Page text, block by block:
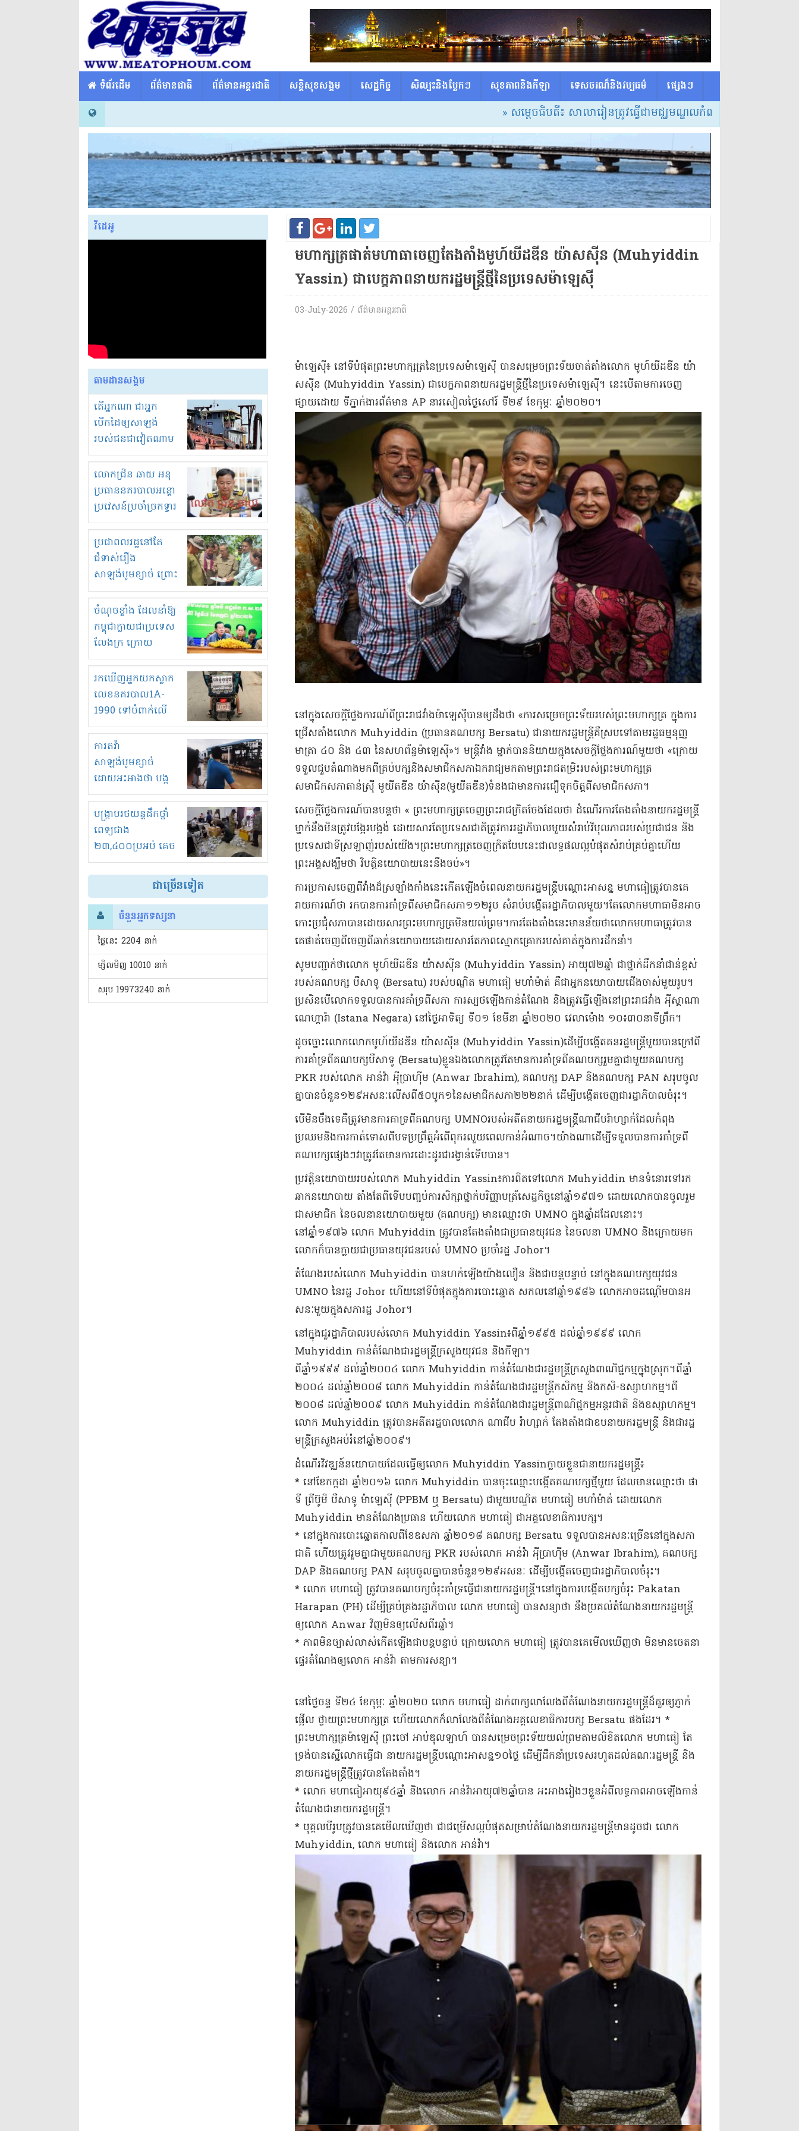
​​ ទំព័រដើម ព័ត៌មានជាតិ ព័ត៌មានអន្តរជាតិ សន្តិសុខសង្គម សេដ្ឋកិច្ច សិល្បះនិងប្លែកៗ សុខភាពនិងកីឡា ទេសចរណ៏និងវប្បធម៌ ផ្សេង​ៗ
» សម្ដេចធិបតី៖ សាលារៀនត្រូវធ្វើជាមជ្ឈមណ្ឌលកំណត់វិធីសាស្ត្របង្រៀន និ
វីដេអូ
តាមដានសង្គម
តើអ្នកណា ជាអ្នក
បើកដៃឲ្យសាឡង់
របស់ជនជាវៀតណាម
ចូល មកខុស
ច្បាប់លួចបូមខ្សាច់នៅ
ក្នុងប្រទេសកម្ពុជា
លោកជ្រិន ឆាយ អនុ
ប្រធាននគរបាលអន្តោ
ប្រវេសន៍ប្រចាំច្រកទ្វារ
ព្រំដែនភ្នំឌិន និងឈ្មួញ
មួយចំនួនទៀត
កំពង់តែគុបគិតគ្នា
ធ្វើសកម្មភាពរកស៊ីនិង
ស្តុកទំនិញគេចពន្ធ?
ប្រជាពលរដ្ឋនៅតែ
ជំទាស់រឿង
សាឡង់បូមខ្សាច់ ព្រោះ
ខ្លាចបាក់ច្រាំងទៀត!
ចំណុចខ្លាំង ដែលនាំឱ្យ
កម្ពុជាក្លាយជាប្រទេស
លែងក្រ ក្រោយ
ឆ្នាំ២០៣០
រកឃើញអ្នកយកស្លាក
លេខនគរបាល1A-
1990 ទៅបំពាក់លើ
ម៉ូតូរបស់ខ្លួន ដាកផ្លាក
រត់ឌុបហើយ
ការតវ៉ា
សាឡង់បូមខ្សាច់
ដោយអះអាងថា បង្ក
បាក់ច្រាំងទន្លេ និង
រំខានទាំងយប់ទាំងថ្ងៃ
បង្ក្រាបរថយន្តដឹកថ្នាំ
ពេទ្យជាង
២៣,៤០០ប្រអប់ គេច
ពន្ធនិងអត់ច្បាប់នាំ
ចូល!?
ជាច្រើនទៀត
ចំនួនអ្នកទស្សនា
ថ្ងៃនេះ​ 2204 នាក់
ម្សិលមិញ 10010 នាក់
សរុប 19973240 នាក់
មហាក្សត្រ​ផាត់​មហា​ធា​ចេញ​តែងតាំង​មូ​ហ៍យី​ដ​ឌី​ន យ៉ា​ស​ស៊ីន (Muhyiddin
Yassin) ជា​បេក្ខភាព​នាយករដ្ឋមន្ត្រី​ថ្មី​នៃ​ប្រទេស​ម៉ាឡេស៊ី​
03-July-2026 / ព័ត៌មានអន្តរជាតិ
​ម៉ាឡេស៊ី​៖ នៅ​ទីបំផុត​ព្រះមហាក្សត្រ​នៃ​ប្រទេស​ម៉ាឡេស៊ី បានសម្រេច​ព្រះទ័យ​ចាត់តាំង​លោក មូ​ហ៍យី​ដ​ឌី​ន យ៉ា​
ស​ស៊ីន (Muhyiddin Yassin) ជា​បេក្ខភាព​នាយករដ្ឋមន្ត្រី​ថ្មី​នៃ​ប្រទេស​ម៉ាឡេស៊ី​។ នេះ​បើតាម​ការចេញ
ផ្សាយ​ដោយ ទីភ្នាក់ងារ​ព័ត៌មាន AP នា​រសៀល​ថ្ងៃ​សៅរ៍ ទី​២៩ ខែកុម្ភៈ ឆ្នាំ​២០២០​។​
​នៅក្នុង​សេចក្តីថ្លែងការណ៍​ពី​ព្រះរាជវាំង​ម៉ាឡេស៊ី​បាន​ឲ្យ​ដឹងថា «​ការសម្រេច​ព្រះទ័យ​របស់​ព្រះមហាក្សត្រ ក្នុងការ​
ជ្រើសតាំង​លោក Muhyiddin (​ប្រធាន​គណបក្ស Bersatu) ជា​នាយករដ្ឋមន្ត្រី​គឺ​ស្របទៅតាម​រដ្ឋធម្មនុញ្ញ​
មាត្រា ៤០ និង ៤៣ នៃ​សហព័ន្ធ​ម៉ាឡេស៊ី​»​។ មន្ត្រី​វាំង ម្នាក់​បាន​និយាយ​ក្នុង​សេចក្តីថ្លែងការណ៍​មួយ​ថា «​ក្រោយ​
ទទួល​ជួប​តំណាង​មកពី​គ្រប់​បក្ស​និង​សមាជិកសភា​ឯករាជ្យ​មក​តាម​ព្រះរាជតម្រិះ​របស់​ព្រះមហាក្សត្រ
សមាជិកសភា​តាន់​ស្រ៊ី មូ​យី​ត​ឌី​ន យ៉ា​ស៊ីន​(​មូ​យី​ត​ឌី​ន​)​ទំនងជា​មានការ​ជឿទុកចិត្ត​ពី​សមាជិកសភា​។​
សេចក្តីថ្លែងការណ៍​បាន​បន្តថា « ព្រះមហាក្សត្រ​ចេញ​ព្រះរាជ​ក្រិត​ចែង​ដែលថា ដំណើរការ​តែងតាំង​នាយករដ្ឋមន្ត្រី​
ម្នាក់​នឹងមិន​ត្រូវ​បង្អែរ​បង្អង់ ដោយសារតែ​ប្រទេសជាតិ​ត្រូវការ​រដ្ឋាភិបាល​មួយ​សំរាប់​វិបុលភាព​របស់​ប្រជាជន និង​
ប្រទេស​ជាទី​ស្រឡាញ់​របស់​យើង​។​ព្រះមហាក្សត្រ​ចេញ​ក្រិត​បែបនេះ​ជា​លទ្ធផល​ល្អ​បំផុត​សំរាប់​គ្រប់គ្នា​ហើយ​
ព្រះអង្គ​សង្ឃឹមថា វិបត្តិ​នយោបាយ​នេះ​នឹង​ចប់​»​។​
​ការប្រកាស​ចេញពី​វាំង​ដ៏​ស្រឡាំងកាំង​នេះ​កើតឡើង​ចំពេល​នាយករដ្ឋមន្ត្រី​បណ្តោះអាសន្ន មហា​ធៀ​ត្រូវបាន​គេ​
រាយការណ៍​ថា រកបាន​ការគាំទ្រ​ពី​សមាជិកសភា​១១២​រូប សំរាប់​បង្កើត​រដ្ឋាភិបាល​មួយ​។​តែ​លោក​មហា​ធា​មិនអាច​
កោះប្រជុំ​សភា​បាន​ដោយសារ​ព្រះមហាក្សត្រ​មិន​យល់ព្រម​។​ការតែងតាំង​នេះ​មានន័យថា​លោក​មហា​ធា​ត្រូវបាន​
គេ​ផាត់​ចេញពី​ចេញពី​ឆាក់នយោបាយ​ដោយសារតែ​ភាពស្មោកគ្រោក​របស់គាត់​ក្នុងការ​ដឹកនាំ​។​
សូមបញ្ជាក់ថា​លោក មូ​ហ៍យី​ដ​ឌី​ន យ៉ា​ស​ស៊ីន (Muhyiddin Yassin) អាយុ​៧២​ឆ្នាំ ជា​ថ្នាក់ដឹកនាំ​ជាន់ខ្ពស់​
របស់​គណបក្ស បឺ​សា​ទូ (Bersatu) របស់​បណ្ឌិត មហា​ធៀ ម​ហាំ​ម៉ាត់ គឺជា​អ្នកនយោបាយ​ជើងចាស់​មួយរូប​។​
ប្រសិនបើ​លោក​ទទួលបាន​ការគាំទ្រ​ពីស​ភា ការស្បថ​ឡើងកាន់តំណែង និង​ត្រូវធ្វើឡើង​នៅ​ព្រះរាជវាំង អ៉ី​ស្តា​ណា
ណេ​ហ្គា​រ៉ា (Istana Negara) នៅ​ថ្ងៃអាទិត្យ ទី​០១ ខែមីនា ឆ្នាំ​២០២០ វេលា​ម៉ោង ១០៖៣០​នាទី​ព្រឹក​។​
ដូច​ច្នោះ​លោក​លោ​កមូ​ហ៍យី​ដ​ឌី​ន យ៉ា​ស​ស៊ីន (Muhyiddin Yassin)​ដើម្បីបង្កើតគនរដ្ឋមន្ត្រីមួយបានក្រៅពី​
ការគាំទ្រ​ពី​គណបក្ស​បឺ​សា​ទូ (Bersatu)​ខ្លួនឯង​លោក​ត្រូវតែមាន​ការគាំទ្រ​ពី​គណបក្ស​រួមគ្នា​ជាមួយ​គណបក្ស
PKR របស់លោក អាន់​វ៉ា អ៉ី​ប្រា​ហ៊ីម (Anwar Ibrahim), គណបក្ស DAP និង​គណបក្ស PAN សរុប​ចូល
គ្នា​បាន​ចំនួន​១២៩​អ​សនៈ​លើសពី​៥០​បូក​១​នៃសមាជិកសភា​២២២​នាក់ ដើម្បី​បង្កើត​ចេញ​ជា​រដ្ឋាភិបាលចំរុះ​។​
បើ​មិន​ចឹ​ង​ទេ​គឺ​ត្រូវ​មានការ​គា​ទ្រ​ពី​គណបក្ស UMNO​របស់​អតីត​នាយករដ្ឋមន្ត្រី​ណា​ជីប​រ៉ា​ហ្សា​ក់​ដែល​កំពុង​
ប្រឈម​និង​ការកាត់ទោស​ពីបទ​ប្រព្រឹត្ត​អំពើពុករលួយ​ពេល​កាន់អំណាច​។​យ៉ាងណា​ដើម្បី​ទទួលបាន​ការគាំទ្រ​ពី​
គណបក្ស​ផ្សេងៗ​វា​ត្រូវតែមាន​ការដោះដូរ​ជា​រង្វាន់​ទើបបាន​។​
​ប្រវត្តិ​នយោបាយ​របស់លោក Muhyiddin Yassin៖​ការពិតទៅ​លោក Muhyiddin មាន​ទំនោរ​ទៅរក​
ឆាកនយោបាយ តាំងតែ​ពី​ទើប​បញ្ចប់​ការសិក្សា​ថ្នាក់​បរិ​ញ្ញាប​ត្រ័​សេដ្ឋកិច្ច​នៅ​ឆ្នាំ​១៩៧១ ដោយ​លោក​បាន​ចូលរួម​
ជា​សមាជិក នៃ​ចលនានយោបាយ​មួយ (​គណបក្ស​) មាន​ឈ្មោះថា UMNO ក្នុង​ឆ្នាំ​ដដែល​នោះ​។​
នៅ​ឆ្នាំ​១៩៧៦ លោក Muhyiddin ត្រូវបានតែងតាំង​ជា​ប្រធាន​យុវជន នៃ​ចលនា UMNO និង​ក្រោយមក​
លោក​ក៏បាន​ក្លាយជា​ប្រធាន​យុវជន​របស់ UMNO ប្រចាំ​រដ្ឋ Johor​។
តំណែង​របស់លោក Muhyiddin បាន​ហក់​ឡើង​យ៉ាង​លឿន និង​ជា​បន្តបន្ទាប់ នៅក្នុង​គណបក្ស​យុវជន
UMNO នៃ​រដ្ឋ Johor ហើយ​នៅ​ទីបំផុត​ក្នុងការ​បោះឆ្នោត សកល​នៅ​ឆ្នាំ​១៩៨៦ លោក​អាច​ដណ្តើមបាន​អ​
សនៈ​មួយ​ក្នុង​សភា​រដ្ឋ Johor​។​
​នៅក្នុង​ជួ​រដ្ឋាភិបាល​របស់លោក Muhyiddin Yassin៖​ពី​ឆ្នាំ​១៩៩៥ ដល់​ឆ្នាំ​១៩៩៩ លោក
Muhyiddin កាន់តំណែង​ជា​រដ្ឋមន្ត្រីក្រសួង​យុវជន និង​កីឡា​។​
​ពី​ឆ្នាំ​១៩៩៩ ដល់​ឆ្នាំ​២០០៤ លោក Muhyiddin កាន់តំណែង​ជា​រដ្ឋមន្ត្រី​ក្រសួងពាណិជ្ជកម្ម​ក្នុងស្រុក​។​​ពី​ឆ្នាំ​
២០០៤ ដល់​ឆ្នាំ​២០០៨ លោក Muhyiddin កាន់តំណែង​ជា​រដ្ឋមន្ត្រី​កសិកម្ម និង​ក​សិ​-​ឧស្សាហកម្ម​។​​ពី​
២០០៨ ដល់​ឆ្នាំ​២០០៩ លោក Muhyiddin កាន់តំណែង​ជា​រដ្ឋមន្ត្រី​ពាណិជ្ជកម្ម​អន្តរជាតិ និង​ឧស្សាហកម្ម​។​
លោក Muhyiddin ត្រូវបាន​អតីត​រដ្ឋបាល​លោក ណា​ជីប រ៉ា​ហ្សា​ក់ តែងតាំង​ជា​ឧបនាយករដ្ឋមន្ត្រី និង​ជា​រដ្ឋ
មន្ត្រីក្រសួង​អប់រំ​នៅ​ឆ្នាំ​២០០៩​។​
​ដំណើ​រវិ​វ​ឌ្ឈ​ន៍​នយោបាយ​ដែល​ធ្វើ​ឲ្យ​លោក Muhyiddin Yassin​ក្លាយខ្លួនជា​នាយករដ្ឋមន្ត្រី​៖
* នៅ​ខែកក្កដា ឆ្នាំ​២០១៦ លោក Muhyiddin បាន​ចុះឈ្មោះ​បង្កើត​គណបក្ស​ថ្មី​មួយ ដែលមាន​ឈ្មោះថា ផា​
ទី ព្រី​ប៊ូ​មិ បឺ​សា​ទូ ម៉ាឡេស៊ី (PPBM ឬ Bersatu) ជាមួយ​បណ្ឌិត មហា​ធៀ ម​ហាំ​ម៉ាត់ ដោយ​លោក
Muhyiddin មាន​តំណែង​ប្រធាន ហើយ​លោក មហា​ធៀ ជា​អគ្គលេខាធិការ​បក្ស​។​
* នៅក្នុង​ការបោះឆ្នោត​កាលពី​ខែឧសភា ឆ្នាំ​២០១៨ គណបក្ស Bersatu ទទួលបាន​អ​សនៈ​ច្រើន​នៅក្នុង​សភា
ជាតិ ហើយ​ត្រូវ​រួមគ្នា​ជាមួយ​គណបក្ស PKR របស់លោក អាន់​វ៉ា អ៉ី​ប្រា​ហ៊ីម (Anwar Ibrahim), គណបក្ស
DAP និង​គណបក្ស PAN សរុប​ចូលគ្នា​បាន​ចំនួន​១២៩​អ​សនៈ ដើម្បី​បង្កើត​ចេញ​ជា​រដ្ឋាភិបាលចំរុះ​។​
* លោក មហា​ធៀ ត្រូវបាន​គណបក្ស​ចំរុះ​គាំទ្រ​ធ្វើជា​នាយករដ្ឋមន្ត្រី​។​នៅក្នុង​ការបង្កើត​បក្ស​ចំរុះ Pakatan
Harapan (PH) ដើម្បី​គ្រប់គ្រង​រដ្ឋាភិបាល លោក មហា​ធៀ បាន​សន្យាថា នឹង​ប្រគល់​តំណែង​នាយករដ្ឋមន្ត្រី
ឲ្យ​លោក Anwar វិញ​មិន​ឲ្យ​លើសពីរ​ឆ្នាំ​។​
* ភាពមិនច្បាស់លាស់​កើត​ឡើងជា​បន្តបន្ទាប់ ក្រោយ​លោក មហា​ធៀ ត្រូវបាន​គេ​មើលឃើញថា មិនមាន​ចេតនា​
ផ្ទេរតំណែង​ឲ្យ​លោក អាន់​វ៉ា តាម​ការសន្យា​។
នៅ​ថ្ងៃ​ចន្ទ ទី​២៤ ខែកុម្ភៈ ឆ្នាំ​២០២០ លោក មហា​ធៀ ដាក់ពាក្យ​លាលែង​ពី​តំណែង​នាយករដ្ឋមន្ត្រី​ដ៏​គួរ​ឲ្យ​ភ្ញាក់
ផ្អើល ថ្វាយ​ព្រះមហាក្សត្រ ហើយ​លោក​ក៏​លាលែង​ពី​តំណែង​អគ្គលេខាធិការ​បក្ស Bersatu ផងដែរ​។ *
ព្រះមហាក្សត្រ​ម៉ាឡេស៊ី ព្រះ​ចៅ អាប់​ឌុល​ឡា​ហ៍ បានសម្រេច​ព្រះទ័យ​យល់ព្រម​តាម​លិខិត​លោក មហា​ធៀ តែ​
ទ្រង់​បានស្នើ​លោក​ធ្វើជា នាយករដ្ឋមន្ត្រី​បណ្តោះអាសន្ន​១០​ថ្ងៃ ដើម្បី​ដឹកនាំ​ប្រទេស​រហូតដល់​គណៈរដ្ឋមន្ត្រី និង​
នាយករដ្ឋមន្ត្រី​ថ្មី​ត្រូវបានតែងតាំង​។​
* លោក មហា​ធៀអាយុ៩៤ឆ្នាំ និង​លោក អាន់​វ៉ាអាយុ៧២ឆ្នាំបាន អះអាង​រៀងៗ​ខ្លួន​អំពី​លទ្ធភាព​អាច​ឡើងកាន់
តំណែង​ជា​នាយករដ្ឋមន្ត្រី​។​
* បុគ្គល​បី​រូប​ត្រូវបាន​គេ​មើលឃើញថា ជា​ជម្រើស​ល្អ​បំផុត​សម្រាប់​តំណែង​នាយករដ្ឋមន្ត្រី​មានដូចជា លោក
Muhyiddin, លោក មហា​ធៀ និង​លោក អាន់​វ៉ា​។​